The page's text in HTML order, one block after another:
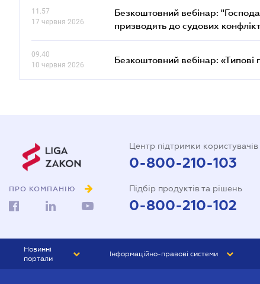
11.57
17 червня 2026
Безкоштовний вебінар:
призводять до судових
09.40
10 червня 2026
Безкоштовний вебінар:
ПРО КОМПАНІЮ
Центр підтримки користувачів
0-800-210-103
Підбір продуктів та рішень
0-800-210-102
Новинні
портали
Інформаційно-правові системи